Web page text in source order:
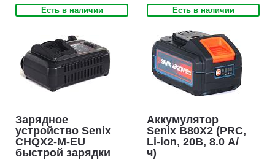
Есть в наличии
Зарядное
устройство Senix
CHQX2-M-EU
быстрой зарядки
Есть в наличии
Аккумулятор
Senix B80X2 (PRC,
Li-ion, 20В, 8.0 А/
ч)